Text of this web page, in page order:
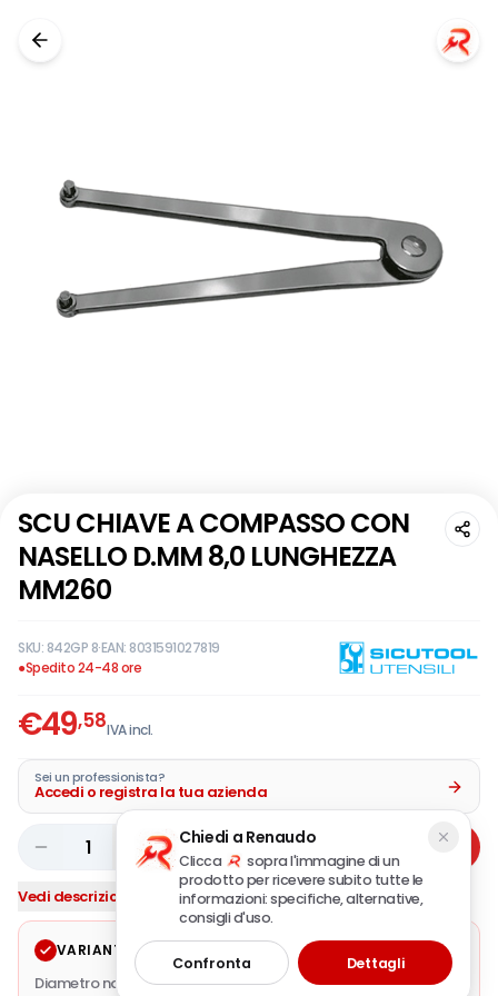
SCU CHIAVE A COMPASSO CON
NASELLO D.MM 8,0 LUNGHEZZA
MM260
SKU: 842GP 8·EAN: 8031591027819
●Spedito 24-48 ore
€49,58IVA incl.
Sei un professionista?
Accedi o registra la tua azienda
1 Aggiungi
Vedi descrizione completa
VARIANTE SELEZIONATA Modifica
Diametro nasello mm.8,0 · Lunghezza totale mm.
Chiedi a Renaudo
Clicca
sopra l'immagine di un
prodotto per ricevere subito tutte le
informazioni: specifiche, alternative,
consigli d'uso.
Confronta Dettagli